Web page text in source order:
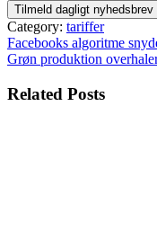
Category: tariffer
Facebooks algoritme
Grøn produktion
Related Posts